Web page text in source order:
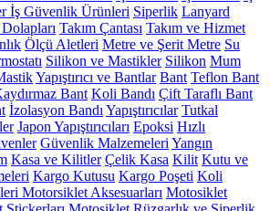
İş Güvenlik Ürünleri Siperlik Lanyard
Takım Çantası Takım ve Hizmet
Ölçü Aletleri Metre ve Şerit Metre Su
Silikon ve Mastikler Silikon Mum
Yapıştırıcı ve Bantlar Bant Teflon Bant
Bant Koli Bandı Çift Taraflı Bant
İzolasyon Bandı Yapıştırıcılar Tutkal
Japon Yapıştırıcıları Epoksi Hızlı
Güvenlik Malzemeleri Yangın
Kasa ve Kilitler Çelik Kasa Kilit Kutu ve
Kargo Kutusu Kargo Poşeti Koli
Motorsiklet Aksesuarları Motosiklet